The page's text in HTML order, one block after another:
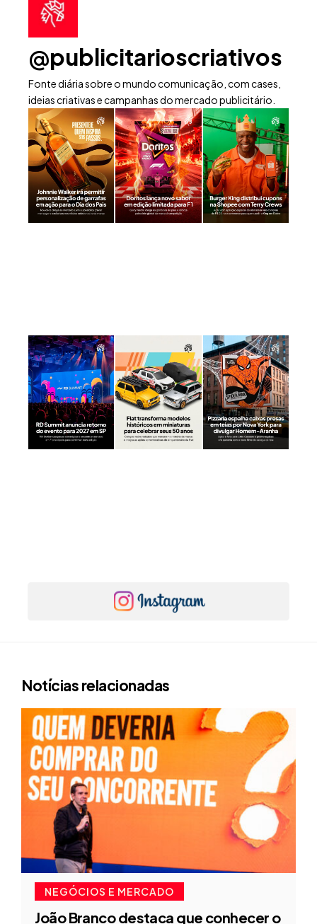
@publicitarioscriativos
Fonte diária sobre o mundo comunicação, com cases,
ideias criativas e campanhas do mercado publicitário.
Notícias relacionadas
NEGÓCIOS E MERCADO
João Branco destaca que conhecer o